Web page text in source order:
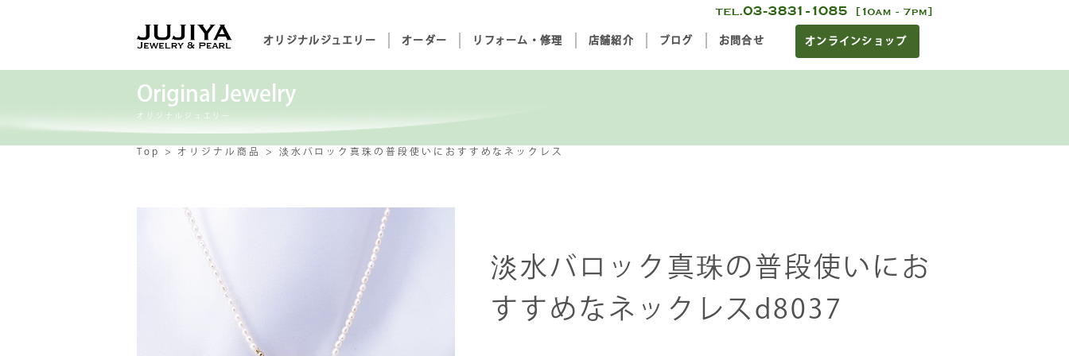
オリジナルジュエリー オーダー リフォーム・修理 店舗紹介 ブログ お問合せ オンラインショップ
Original Jewelry
オリジナルジュエリー
Top オリジナル商品 淡水バロック真珠の普段使いにおすすめなネックレス
淡水バロック真珠の普段使いにお
すすめなネックレスd8037